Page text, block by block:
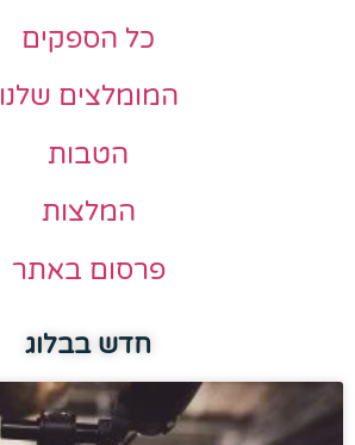
כל הספקים
המומלצים שלנו
הטבות
המלצות
פרסום באתר
חדש בבלוג